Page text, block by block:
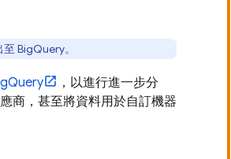
至 BigQuery。
，以進行進一步分
商，甚至將資料用於自訂機器